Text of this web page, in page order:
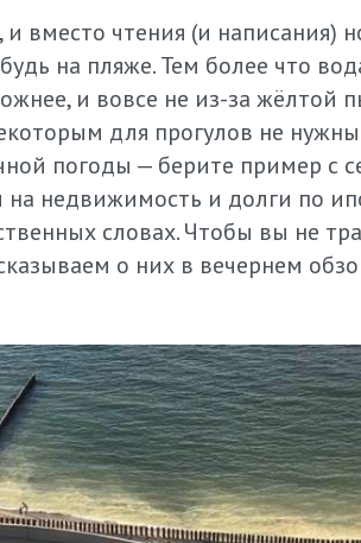
вместо чтения (и написания)
на пляже. Тем более что
и вовсе не из-за жёлтой
для прогулов не
погоды — берите пример с
недвижимость и долги по
словах. Чтобы вы не
о них в вечернем